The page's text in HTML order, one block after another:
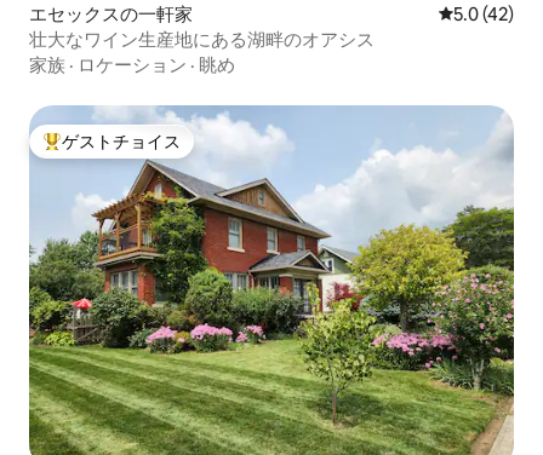
エセックスの一軒家 レビュー42
5.0 (42)
壮大なワイン生産地にある湖畔のオアシス
家族 · ロケーション · 眺め
大好評のゲストチョイスです。
ゲストチョイス